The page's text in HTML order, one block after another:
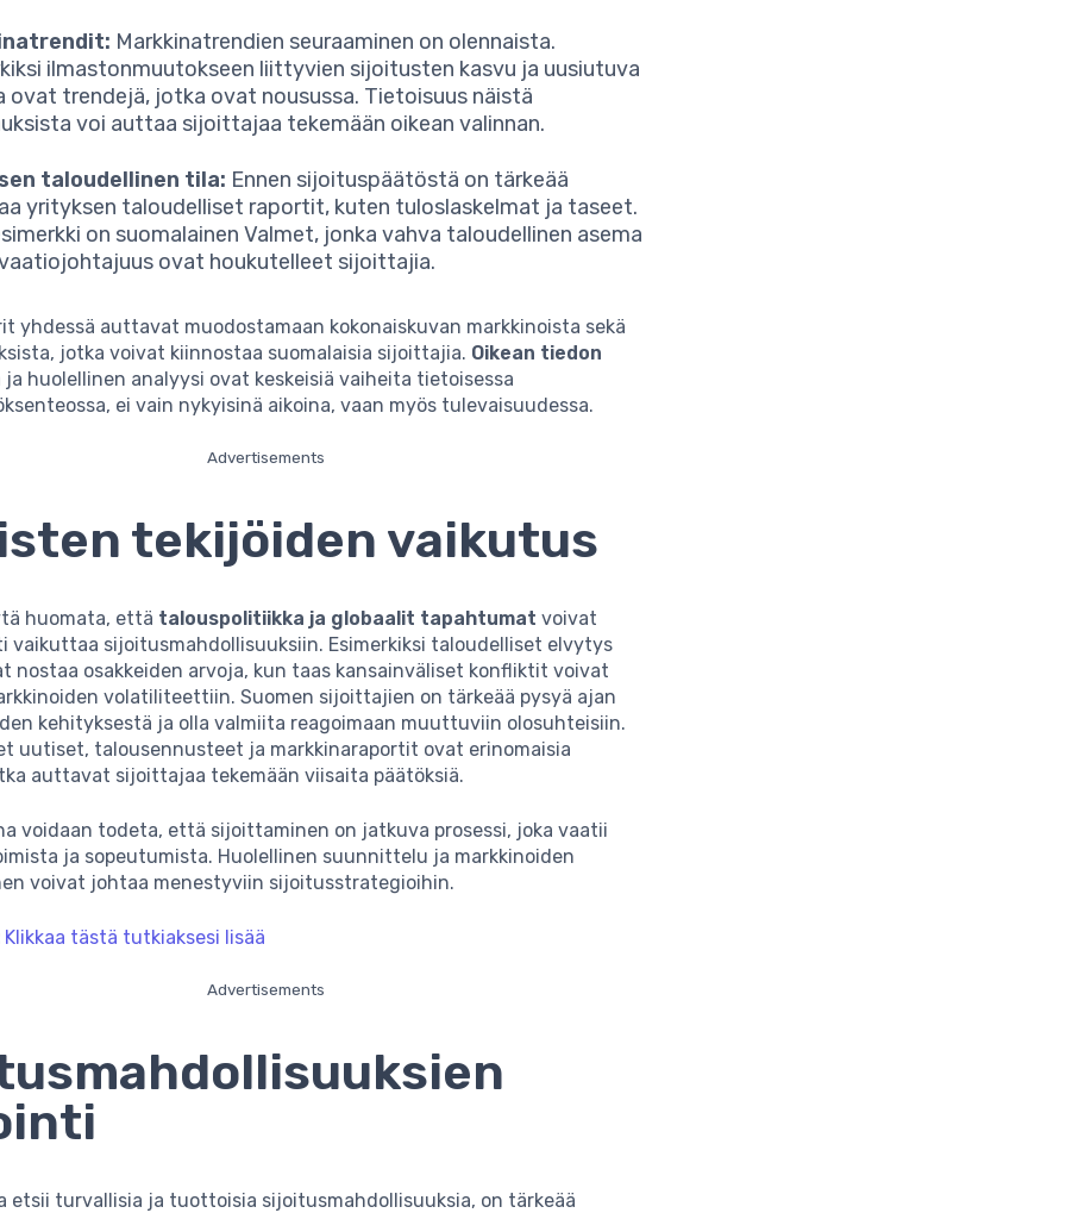
Markkinatrendien seuraaminen on olennaista.
ilmastonmuutokseen liittyvien sijoitusten kasvu ja uusiutuva
ovat trendejä, jotka ovat nousussa. Tietoisuus näistä
voi auttaa sijoittajaa tekemään oikean valinnan.
taloudellinen tila: Ennen sijoituspäätöstä on tärkeää
yrityksen taloudelliset raportit, kuten tuloslaskelmat ja taseet.
on suomalainen Valmet, jonka vahva taloudellinen asema
ovat houkutelleet sijoittajia.
yhdessä auttavat muodostamaan kokonaiskuvan markkinoista sekä
jotka voivat kiinnostaa suomalaisia sijoittajia. Oikean tiedon
ja huolellinen analyysi ovat keskeisiä vaiheita tietoisessa
ei vain nykyisinä aikoina, vaan myös tulevaisuudessa.
Advertisements
tekijöiden vaikutus
huomata, että talouspolitiikka ja globaalit tapahtumat voivat
vaikuttaa sijoitusmahdollisuuksiin. Esimerkiksi taloudelliset elvytys
nostaa osakkeiden arvoja, kun taas kansainväliset konfliktit voivat
volatiliteettiin. Suomen sijoittajien on tärkeää pysyä ajan
kehityksestä ja olla valmiita reagoimaan muuttuviin olosuhteisiin.
uutiset, talousennusteet ja markkinaraportit ovat erinomaisia
auttavat sijoittajaa tekemään viisaita päätöksiä.
voidaan todeta, että sijoittaminen on jatkuva prosessi, joka vaatii
ja sopeutumista. Huolellinen suunnittelu ja markkinoiden
voivat johtaa menestyviin sijoitusstrategioihin.
Klikkaa tästä tutkiaksesi lisää
Advertisements
etsii turvallisia ja tuottoisia sijoitusmahdollisuuksia, on tärkeää